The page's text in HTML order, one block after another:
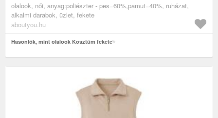
olalook, női, anyag:poliészter - pes=60%,pamut=40%, ruházat,
alkalmi darabok, üzlet, fekete
aboutyou.hu
Hasonlók, mint olalook Kosztüm fekete